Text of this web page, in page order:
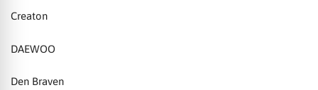
Creaton
DAEWOO
Den Braven